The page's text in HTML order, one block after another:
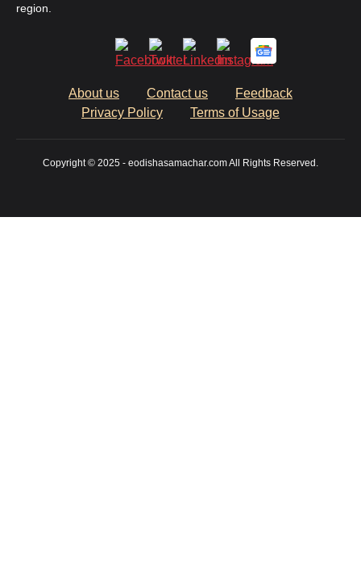
region.
About us Contact us
Feedback
Privacy Policy
Terms of Usage
Copyright © 2025 - eodishasamachar.com All Rights Reserved.